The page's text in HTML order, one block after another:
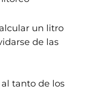
un litro
de las
tanto de los